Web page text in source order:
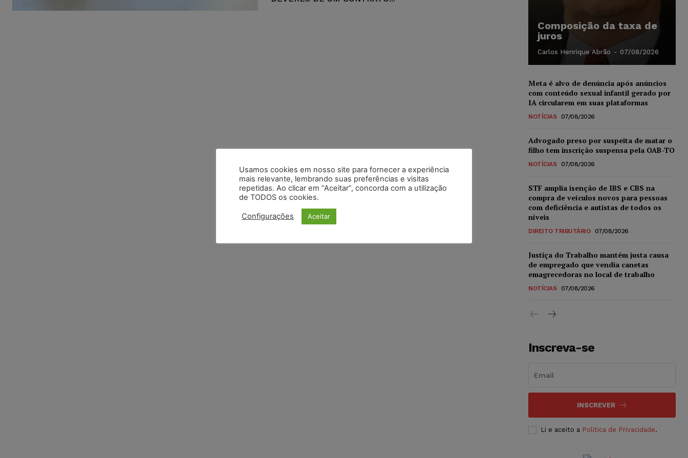
Composição da taxa de
juros
Carlos Henrique Abrão - 07/08/2026
Meta é alvo de denúncia após anúncios
com conteúdo sexual infantil gerado por
IA circularem em suas plataformas
NOTÍCIAS 07/08/2026
Advogado preso por suspeita de matar o
filho tem inscrição suspensa pela OAB-TO
NOTÍCIAS 07/08/2026
STF amplia isenção de IBS e CBS na
compra de veículos novos para pessoas
com deficiência e autistas de todos os
níveis
DIREITO TRIBUTÁRIO 07/08/2026
Justiça do Trabalho mantém justa causa
de empregado que vendia canetas
emagrecedoras no local de trabalho
NOTÍCIAS 07/08/2026
Inscreva-se
INSCREVER
Li e aceito a Política de Privacidade.
Usamos cookies em nosso site para fornecer a experiência
mais relevante, lembrando suas preferências e visitas
repetidas. Ao clicar em “Aceitar”, concorda com a utilização
de TODOS os cookies.
Configurações Aceitar